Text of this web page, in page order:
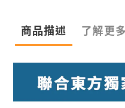
商品描述 了解更多